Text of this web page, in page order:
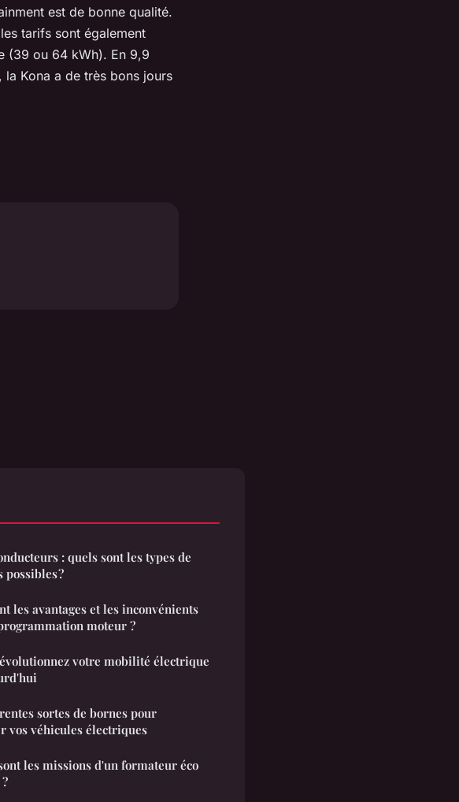
est de bonne qualité.
tarifs sont également
(39 ou 64 kWh). En 9,9
Kona a de très bons jours
: quels sont les types de
possibles ?
les avantages et les inconvénients
moteur ?
votre mobilité électrique
sortes de bornes pour
vos véhicules électriques
les missions d'un formateur éco